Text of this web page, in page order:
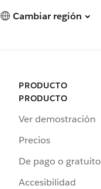
Cambiar región
PRODUCTO
PRODUCTO
Ver demostración
Precios
De pago o gratuito
Accesibilidad